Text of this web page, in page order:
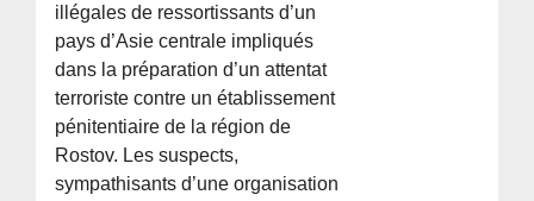
illégales de ressortissants d’un
pays d’Asie centrale impliqués
dans la préparation d’un attentat
terroriste contre un établissement
pénitentiaire de la région de
Rostov. Les suspects,
sympathisants d’une organisation